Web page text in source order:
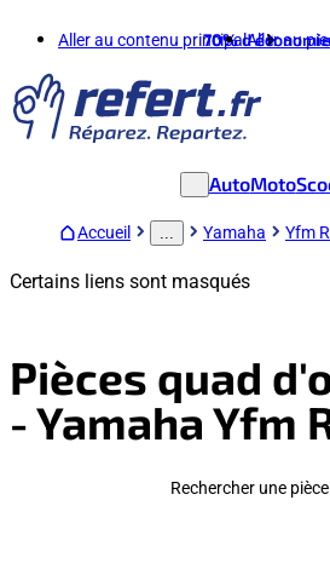
Aller au contenu principalAller au
70%
AutoMoto
Accueil Yamaha Yfm R
Certains liens sont masqués
Pièces quad
- Yamaha Yfm
Rechercher une pièce